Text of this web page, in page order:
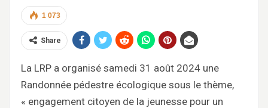
1 073
Share
La LRP a organisé samedi 31 août 2024 une
Randonnée pédestre écologique sous le thème,
« engagement citoyen de la jeunesse pour un